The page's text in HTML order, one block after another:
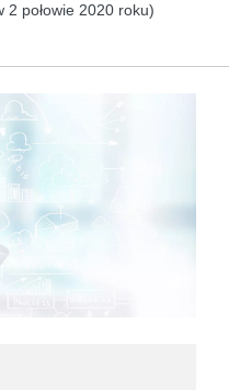
2 połowie 2020 roku)